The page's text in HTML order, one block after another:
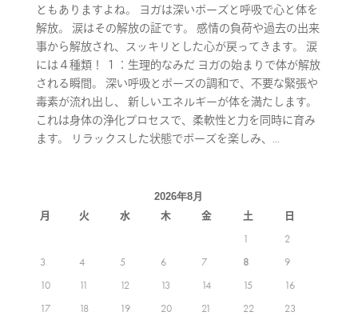
ともありますよね。 ヨガは深いポーズと呼吸で心と体を
解放。 涙はその解放の証です。 感情の負荷や過去の出来
事から解放され、スッキリとした心が戻ってきます。 涙
には４種類！ １：生理的なみだ ヨガの始まりで体が解放
される瞬間。 深い呼吸とポーズの調和で、不要な緊張や
毒素が流れ出し、 新しいエネルギーが体を満たします。
これは身体の浄化プロセスで、柔軟性と力を同時に育み
ます。 リラックスした状態でポーズを楽しみ、...
2026年8月
月 火 水 木 金 土
日
1
2
3
4 5 6 7 8
9
10
11 12 13 14 15
16
17
18 19 20 21 22
23